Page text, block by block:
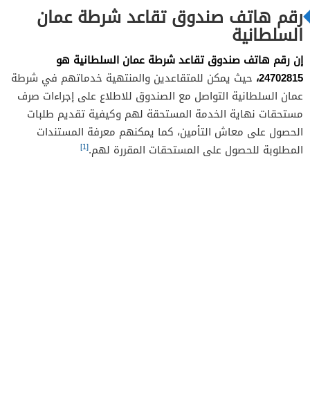
رقم هاتف صندوق تقاعد شرطة عمان
السلطانية
إن رقم هاتف صندوق تقاعد شرطة عمان السلطانية هو
24702815، حيث يمكن للمتقاعدين والمنتهية خدماتهم في شرطة
عمان السلطانية التواصل مع الصندوق للاطلاع على إجراءات صرف
مستحقات نهاية الخدمة المستحقة لهم وكيفية تقديم طلبات
الحصول على معاش التأمين، كما يمكنهم معرفة المستندات
المطلوبة للحصول على المستحقات المقررة لهم.[1]